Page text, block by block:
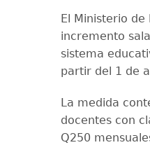
El Ministerio de
incremento
sistema
partir del 1 de
La medida
docentes con
Q250